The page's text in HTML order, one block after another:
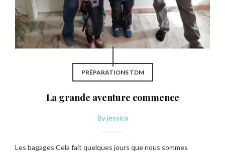
PRÉPARATIONS TDM
La grande aventure commence
Byjessica
Les bagages Cela fait quelques jours que nous sommes